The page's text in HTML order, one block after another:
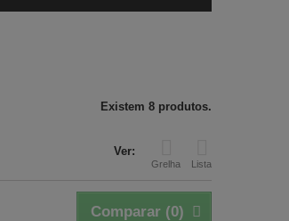
Existem 8 produtos.
Ver:
Grelha Lista
Comparar (0)